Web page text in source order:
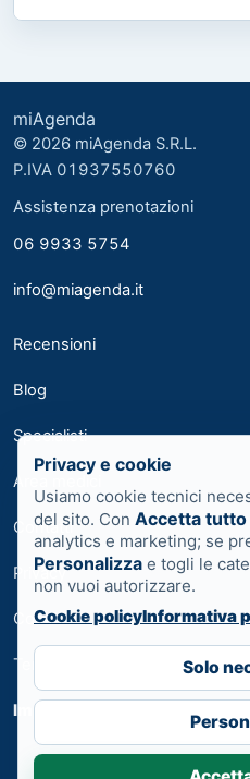
miAgenda
© 2026 miAgenda S.R.L.
P.IVA 01937550760
Assistenza prenotazioni
06 9933 5754
info@miagenda.it
Recensioni
Blog
Specialisti
Area medici
Contatti
Privacy
Cookie
Termini
Impostazioni cookie
Privacy e cookie
Usiamo cookie tecnici
del sito. Con Accetta tutto
analytics e marketing; se
Personalizza e togli le
non vuoi autorizzare.
Cookie policyInformativa
Solo